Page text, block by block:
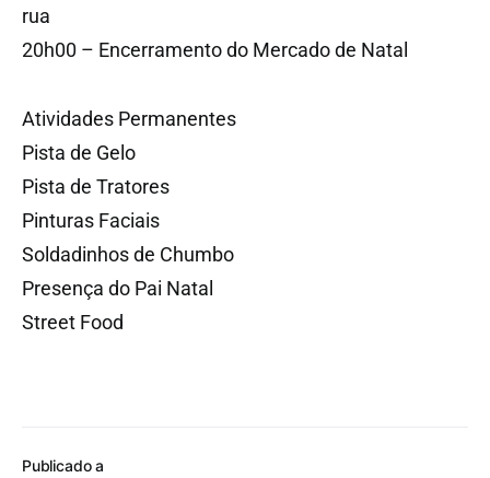
Publicado a
rua
20h00 – Encerramento do Mercado de Natal
Atividades Permanentes
Pista de Gelo
Pista de Tratores
Pinturas Faciais
Soldadinhos de Chumbo
Presença do Pai Natal
Street Food